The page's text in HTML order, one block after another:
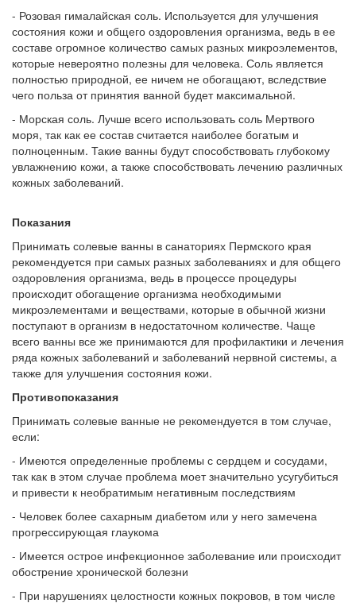
- Розовая гималайская соль. Используется для улучшения
состояния кожи и общего оздоровления организма, ведь в ее
составе огромное количество самых разных микроэлементов,
которые невероятно полезны для человека. Соль является
полностью природной, ее ничем не обогащают, вследствие
чего польза от принятия ванной будет максимальной.
- Морская соль. Лучше всего использовать соль Мертвого
моря, так как ее состав считается наиболее богатым и
полноценным. Такие ванны будут способствовать глубокому
увлажнению кожи, а также способствовать лечению различных
кожных заболеваний.
Показания
Принимать солевые ванны в санаториях Пермского края
рекомендуется при самых разных заболеваниях и для общего
оздоровления организма, ведь в процессе процедуры
происходит обогащение организма необходимыми
микроэлементами и веществами, которые в обычной жизни
поступают в организм в недостаточном количестве. Чаще
всего ванны все же принимаются для профилактики и лечения
ряда кожных заболеваний и заболеваний нервной системы, а
также для улучшения состояния кожи.
Противопоказания
Принимать солевые ванные не рекомендуется в том случае,
если:
- Имеются определенные проблемы с сердцем и сосудами,
так как в этом случае проблема моет значительно усугубиться
и привести к необратимым негативным последствиям
- Человек более сахарным диабетом или у него замечена
прогрессирующая глаукома
- Имеется острое инфекционное заболевание или происходит
обострение хронической болезни
- При нарушениях целостности кожных покровов, в том числе